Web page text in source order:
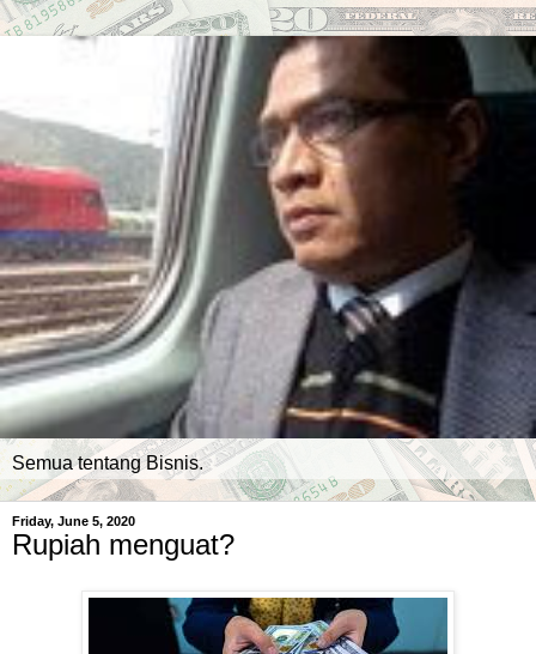
Semua tentang Bisnis.
Friday, June 5, 2020
Rupiah menguat?